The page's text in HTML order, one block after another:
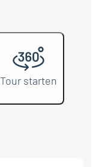
Tour starten